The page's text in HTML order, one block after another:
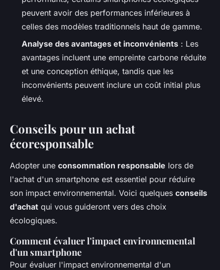
peuvent avoir des performances inférieures à
celles des modèles traditionnels haut de gamme.
Analyse des avantages et inconvénients : Les
avantages incluent une empreinte carbone réduite
et une conception éthique, tandis que les
inconvénients peuvent inclure un coût initial plus
élevé.
Conseils pour un achat
écoresponsable
Adopter une consommation responsable lors de
l'achat d'un smartphone est essentiel pour réduire
son impact environnemental. Voici quelques conseils
d'achat qui vous guideront vers des choix
écologiques.
Comment évaluer l'impact environnemental
d'un smartphone
Pour évaluer l'impact environnemental d'un